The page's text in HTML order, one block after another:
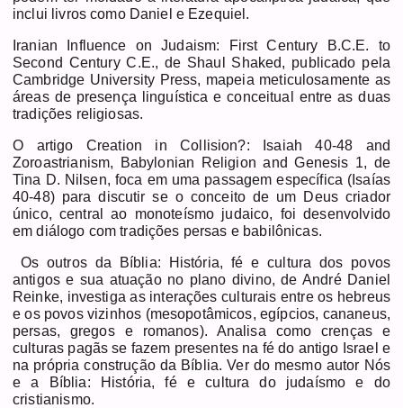
inclui livros como Daniel e Ezequiel.
Iranian Influence on Judaism: First Century B.C.E. to
Second Century C.E., de Shaul Shaked, publicado pela
Cambridge University Press, mapeia meticulosamente as
áreas de presença linguística e conceitual entre as duas
tradições religiosas.
O artigo Creation in Collision?: Isaiah 40-48 and
Zoroastrianism, Babylonian Religion and Genesis 1, de
Tina D. Nilsen, foca em uma passagem específica (Isaías
40-48) para discutir se o conceito de um Deus criador
único, central ao monoteísmo judaico, foi desenvolvido
em diálogo com tradições persas e babilônicas.
Os outros da Bíblia: História, fé e cultura dos povos
antigos e sua atuação no plano divino, de André Daniel
Reinke, investiga as interações culturais entre os hebreus
e os povos vizinhos (mesopotâmicos, egípcios, cananeus,
persas, gregos e romanos). Analisa como crenças e
culturas pagãs se fazem presentes na fé do antigo Israel e
na própria construção da Bíblia. Ver do mesmo autor Nós
e a Bíblia: História, fé e cultura do judaísmo e do
cristianismo.